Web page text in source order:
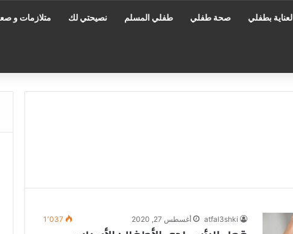
العناية بطفلي صحة طفلي طفلي المسلم نصيحتي لك متلازمات و
atfal3shki أغسطس 27, 2020 1٬037